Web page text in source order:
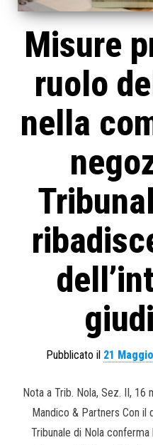
Misure
ruolo
nella
Pubblicato il 21
Nota a Trib. Nola, Sez. II,
Mandico & Partners Con
Tribunale di Nola conferma